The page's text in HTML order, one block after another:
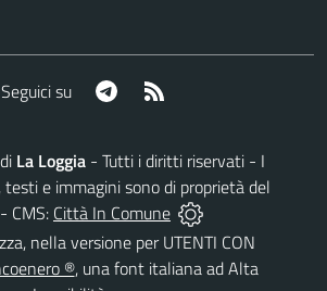
Seguici su Telegram
La Loggia- Tutti i diritti riservati - I
e immagini sono di proprietà del
CMS: Città In Comune
nella versione per UTENTI CON
®, una font italiana ad Alta